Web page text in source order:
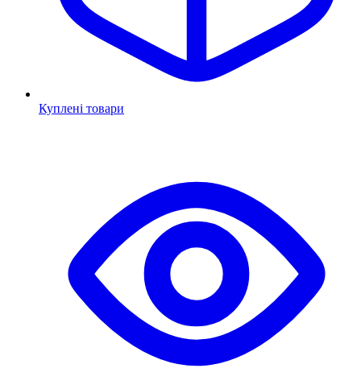
Куплені товари